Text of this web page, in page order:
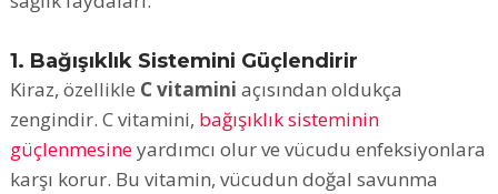
1. Bağışıklık Sistemini Güçlendirir
Kiraz, özellikle C vitamini açısından oldukça
zengindir. C vitamini, bağışıklık sisteminin
güçlenmesineyardımcı olur ve vücudu enfeksiyonlara
karşı korur. Bu vitamin, vücudun doğal savunma